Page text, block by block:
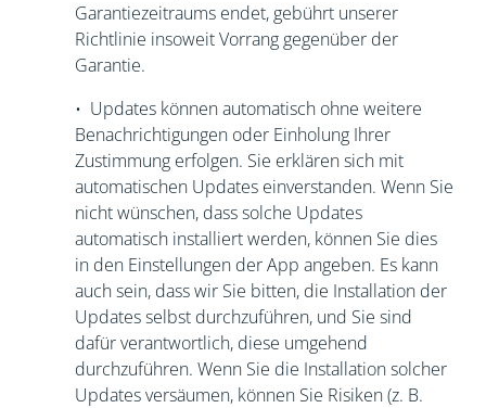
Garantiezeitraums endet, gebührt unserer
Richtlinie insoweit Vorrang gegenüber der
Garantie.
• Updates können automatisch ohne weitere
Benachrichtigungen oder Einholung Ihrer
Zustimmung erfolgen. Sie erklären sich mit
automatischen Updates einverstanden. Wenn Sie
nicht wünschen, dass solche Updates
automatisch installiert werden, können Sie dies
in den Einstellungen der App angeben. Es kann
auch sein, dass wir Sie bitten, die Installation der
Updates selbst durchzuführen, und Sie sind
dafür verantwortlich, diese umgehend
durchzuführen. Wenn Sie die Installation solcher
Updates versäumen, können Sie Risiken (z. B.